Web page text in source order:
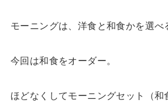
モーニングは、洋食と和食かを選べ
今回は和食をオーダー。
ほどなくしてモーニングセット（和